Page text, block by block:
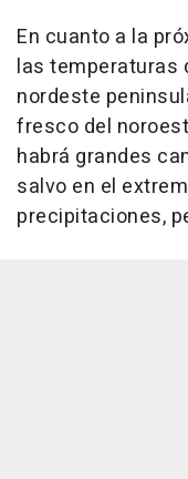
En cuanto a la
las temperaturas
nordeste
fresco del
habrá grandes
salvo en el
precipitaciones,